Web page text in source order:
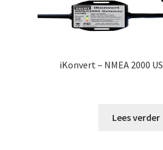
iKonvert – NMEA 2000
Lees verder